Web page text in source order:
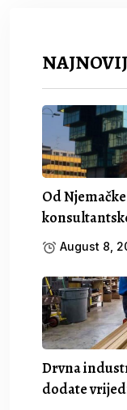
Od
August 8,
Drvna
dodate